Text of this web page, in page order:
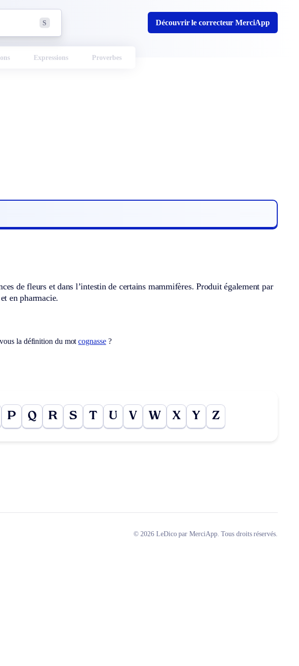
S Découvrir le correcteur MerciApp
Expressions Proverbes
de fleurs et dans l’intestin de certains mammifères. Produit également par
en pharmacie.
la définition du motcognasse?
P Q R S T U V W X Y Z
© 2026 LeDico par MerciApp. Tous droits réservés.